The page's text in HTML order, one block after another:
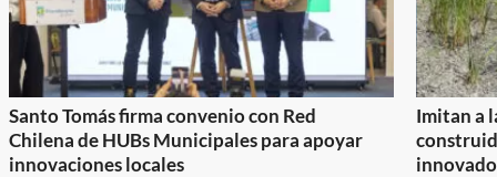
Santo Tomás firma convenio con Red
Chilena de HUBs Municipales para apoyar
innovaciones locales
Imitan a